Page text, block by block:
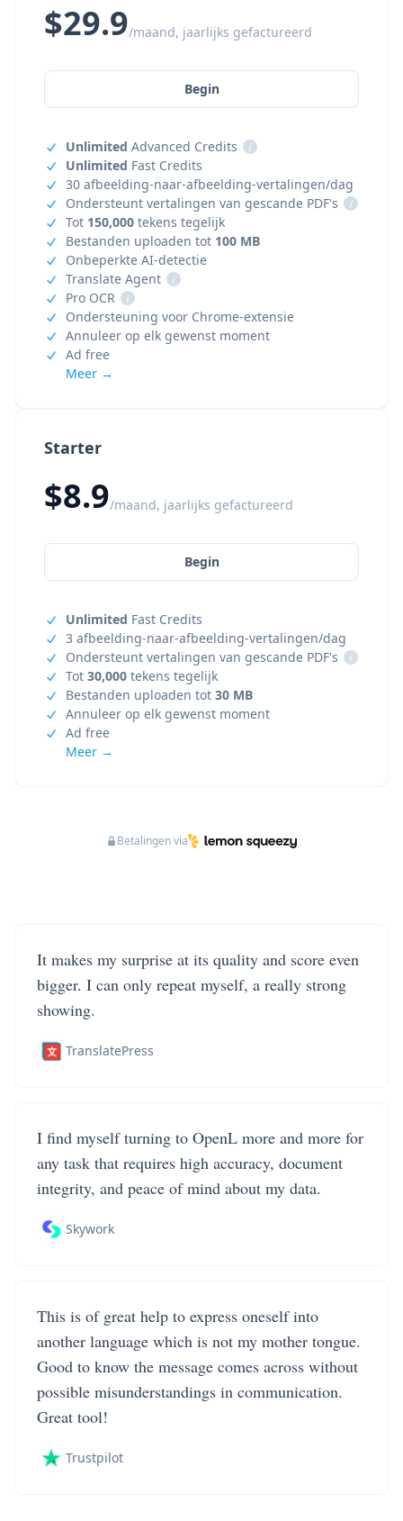
Starter
$8.9/maand, jaarlijks gefactureerd
Begin
Unlimited Fast Credits
3 afbeelding-naar-afbeelding-vertalingen/dag
Ondersteunt vertalingen van gescande PDF's
i
Tot 30,000 tekens tegelijk
Bestanden uploaden tot 30 MB
Annuleer op elk gewenst moment
Ad free
Meer →
$29.9/maand, jaarlijks gefactureerd
Begin
Unlimited Advanced Credits
i
Unlimited Fast Credits
30 afbeelding-naar-afbeelding-vertalingen/dag
Ondersteunt vertalingen van gescande PDF's
i
Tot 150,000 tekens tegelijk
Bestanden uploaden tot 100 MB
Onbeperkte AI-detectie
Translate Agent
i
Pro OCR
i
Ondersteuning voor Chrome-extensie
Annuleer op elk gewenst moment
Ad free
Meer →
Betalingen via
It makes my surprise at its quality and score even
bigger. I can only repeat myself, a really strong
showing.
TranslatePress
I find myself turning to OpenL more and more for
any task that requires high accuracy, document
integrity, and peace of mind about my data.
Skywork
This is of great help to express oneself into
another language which is not my mother tongue.
Good to know the message comes across without
possible misunderstandings in communication.
Great tool!
Trustpilot